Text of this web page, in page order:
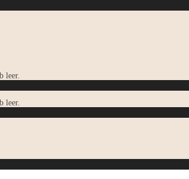
leer.
leer.